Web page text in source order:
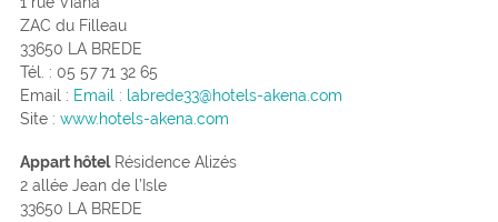
ZAC du Filleau
33650 LA BREDE
Tél. : 05 57 71 32 65
Email : Email : labrede33@hotels-akena.com
Site : www.hotels-akena.com
Appart hôtelRésidence Alizés
2 allée Jean de l’Isle
33650 LA BREDE